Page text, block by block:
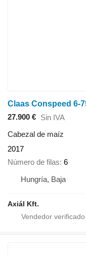
Claas Conspeed 6-
27.900 € Sin IVA
Cabezal de maíz
2017
Número de filas 6
Hungría, Baja
Axiál Kft.